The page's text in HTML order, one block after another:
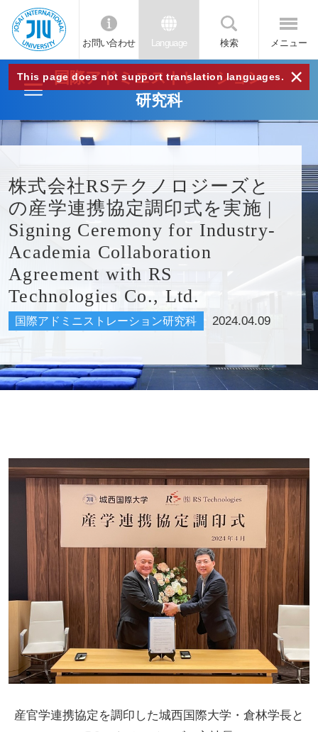
JIU
城西
国際
大学
お問い合わせ Language 検索 メニュー
This page does not support translation languages. ×
国際アドミニストレーション
研究科
株式会社RSテクノロジーズと
の産学連携協定調印式を実施 |
Signing Ceremony for Industry-
Academia Collaboration
Agreement with RS
Technologies Co., Ltd.
国際アドミニストレーション研究科 2024.04.09
産官学連携協定を調印した城西国際大学・倉林学長と